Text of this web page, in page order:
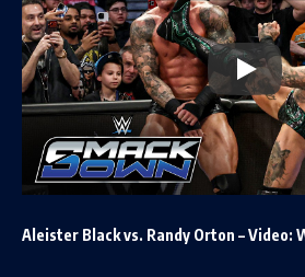
Aleister Black vs. Randy Orton – Video: